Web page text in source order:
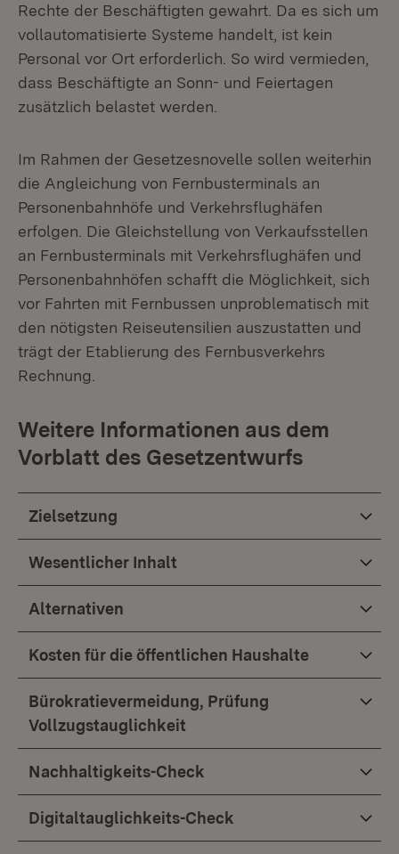
Rechte der Beschäftigten gewahrt. Da es sich um
vollautomatisierte Systeme handelt, ist kein
Personal vor Ort erforderlich. So wird vermieden,
dass Beschäftigte an Sonn- und Feiertagen
zusätzlich belastet werden.
Im Rahmen der Gesetzesnovelle sollen weiterhin
die Angleichung von Fernbusterminals an
Personenbahnhöfe und Verkehrsflughäfen
erfolgen. Die Gleichstellung von Verkaufsstellen
an Fernbusterminals mit Verkehrsflughäfen und
Personenbahnhöfen schafft die Möglichkeit, sich
vor Fahrten mit Fernbussen unproblematisch mit
den nötigsten Reiseutensilien auszustatten und
trägt der Etablierung des Fernbusverkehrs
Rechnung.
Weitere Informationen aus dem
Vorblatt des Gesetzentwurfs
Zielsetzung
Wesentlicher Inhalt
Alternativen
Kosten für die öffentlichen Haushalte
Bürokratievermeidung, Prüfung
Vollzugstauglichkeit
Nachhaltigkeits-Check
Digitaltauglichkeits-Check